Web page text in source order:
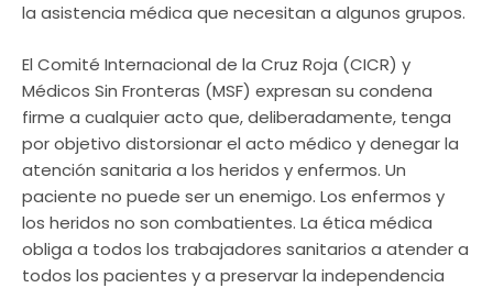
la asistencia médica que necesitan a algunos grupos.
El Comité Internacional de la Cruz Roja (CICR) y
Médicos Sin Fronteras (MSF) expresan su condena
firme a cualquier acto que, deliberadamente, tenga
por objetivo distorsionar el acto médico y denegar la
atención sanitaria a los heridos y enfermos. Un
paciente no puede ser un enemigo. Los enfermos y
los heridos no son combatientes. La ética médica
obliga a todos los trabajadores sanitarios a atender a
todos los pacientes y a preservar la independencia